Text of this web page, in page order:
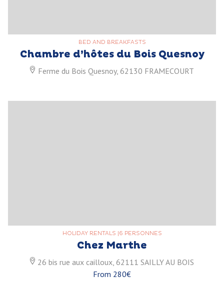
BED AND BREAKFASTS
Chambre d’hôtes du Bois Quesnoy
Ferme du Bois Quesnoy, 62130 FRAMECOURT
HOLIDAY RENTALS |6 PERSONNES
Chez Marthe
26 bis rue aux cailloux, 62111 SAILLY AU BOIS
From 280€